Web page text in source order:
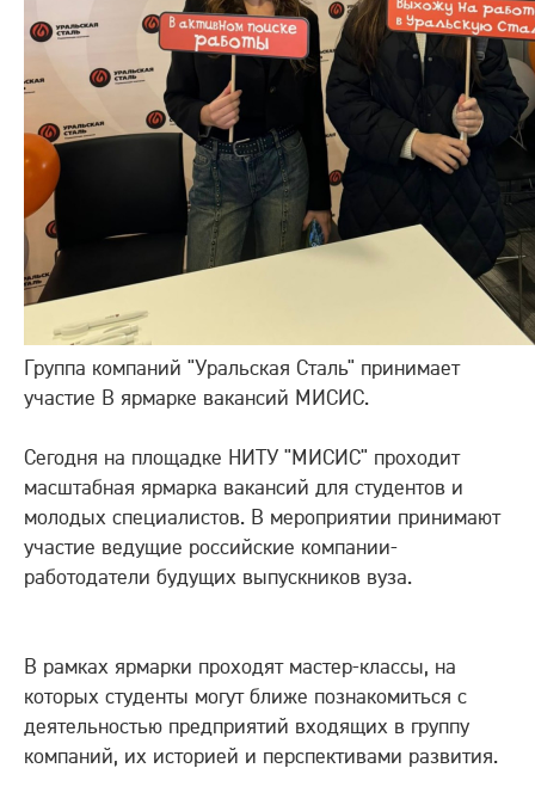
Группа компаний "Уральская Сталь" принимает
участие В ярмарке вакансий МИСИС.
Сегодня на площадке НИТУ "МИСИС" проходит
масштабная ярмарка вакансий для студентов и
молодых специалистов. В мероприятии принимают
участие ведущие российские компании-
работодатели будущих выпускников вуза.
В рамках ярмарки проходят мастер-классы, на
которых студенты могут ближе познакомиться с
деятельностью предприятий входящих в группу
компаний, их историей и перспективами развития.